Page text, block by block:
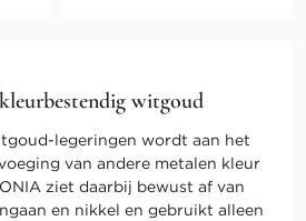
witgoud
legeringen wordt aan het
van andere metalen kleur
ziet daarbij bewust af van
en nikkel en gebruikt alleen